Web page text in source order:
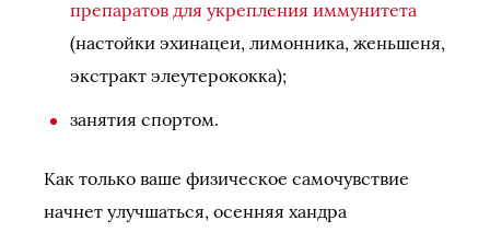
препаратов для укрепления иммунитета
(настойки эхинацеи, лимонника, женьшеня,
экстракт элеутерококка);
занятия спортом.
Как только ваше физическое самочувствие
начнет улучшаться, осенняя хандра